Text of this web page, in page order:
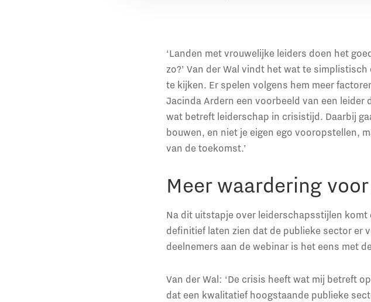
‘Landen met vrouwelijke leiders doen het
zo?’ Van der Wal vindt het wat te
te kijken. Er spelen volgens hem meer
Jacinda Ardern een voorbeeld van een leider
wat betreft leiderschap in crisistijd. Daarbij
bouwen, en niet je eigen ego vooropstellen,
van de toekomst.’
Meer waardering
Na dit uitstapje over leiderschapsstijlen
definitief laten zien dat de publieke sector er
deelnemers aan de webinar is het eens met
Van der Wal: ‘De crisis heeft wat mij betreft
dat een kwalitatief hoogstaande publieke